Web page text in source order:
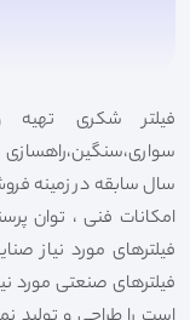
فیلتر شکری تهیه
سال سابقه در زمینه
امکانات فنی ، توان
فیلترهای مورد نیاز
فیلترهای صنعتی مورد